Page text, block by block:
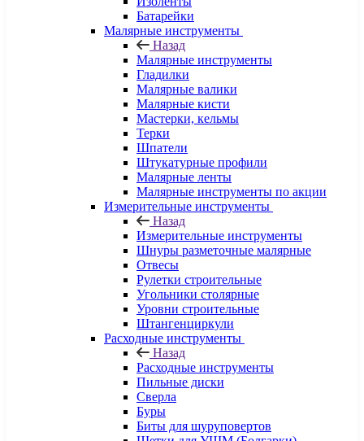
Батарейки
Малярные инструменты
Назад
Малярные инструменты
Гладилки
Малярные валики
Малярные кисти
Мастерки, кельмы
Терки
Шпатели
Штукатурные профили
Малярные ленты
Малярные инструменты по акции
Измерительные инструменты
Назад
Измерительные инструменты
Шнуры разметочные малярные
Отвесы
Рулетки строительные
Угольники столярные
Уровни строительные
Штангенциркули
Расходные инструменты
Назад
Расходные инструменты
Пильные диски
Сверла
Буры
Биты для шуруповертов